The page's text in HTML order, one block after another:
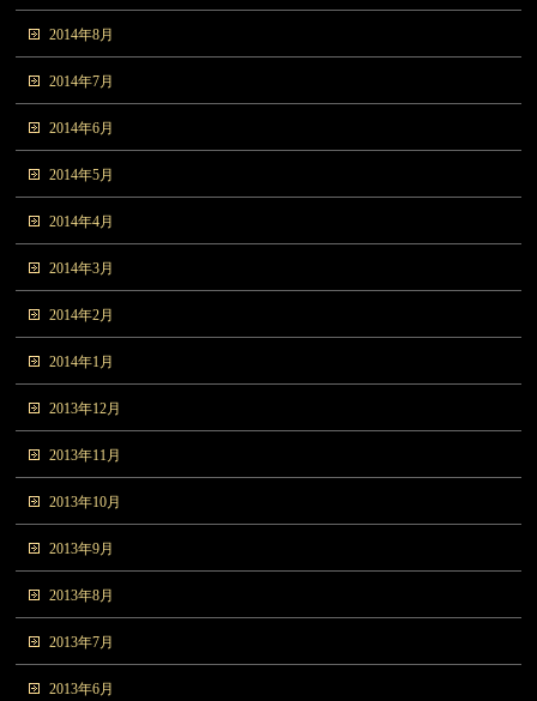
2014年8月
2014年7月
2014年6月
2014年5月
2014年4月
2014年3月
2014年2月
2014年1月
2013年12月
2013年11月
2013年10月
2013年9月
2013年8月
2013年7月
2013年6月